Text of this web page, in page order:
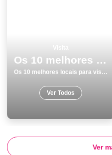
Os 10 melhores locais para visitar em Aljezur
Os 10 melhores locais para visitar em Aljezur
Ver Todos
Ver